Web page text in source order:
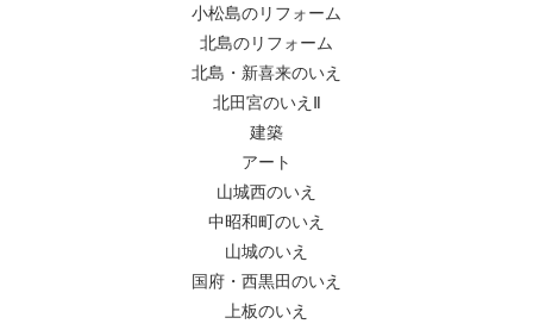
小松島のリフォーム
北島のリフォーム
北島・新喜来のいえ
北田宮のいえⅡ
建築
アート
山城西のいえ
中昭和町のいえ
山城のいえ
国府・西黒田のいえ
上板のいえ